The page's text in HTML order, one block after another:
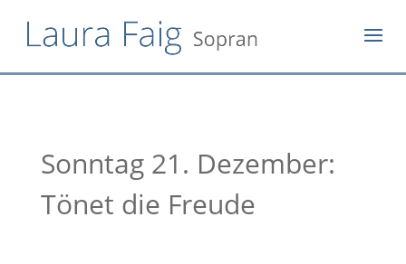
Sonntag 21. Dezember:
Tönet die Freude